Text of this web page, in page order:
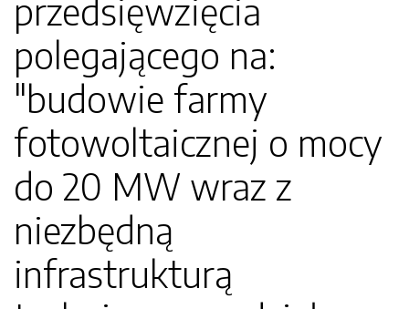
przedsięwzięcia
polegającego na:
"budowie farmy
fotowoltaicznej o mocy
do 20 MW wraz z
niezbędną
infrastrukturą